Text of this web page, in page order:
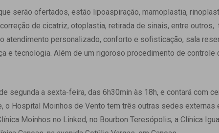
serão ofertados, estão lipoaspiração, mamoplastia,
de cicatriz, otoplastia, retirada de sinais, entre outros,
atendimento personalizado, conforto e sofisticação, sala
e tecnologia. Além de um rigoroso procedimento de
segunda a sexta-feira, das 6h30min às 18h, e contará com
o Hospital Moinhos de Vento tem três outras sedes externas
Moinhos no Linked, no Bourbon Teresópolis, a Clínica